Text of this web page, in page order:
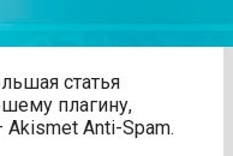
статья
плагину,
Anti-Spam.